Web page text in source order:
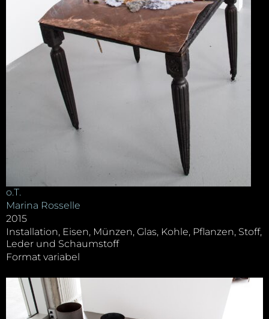
o.T.
Marina Rosselle
2015
Installation, Eisen, Münzen, Glas, Kohle, Pflanzen, Stoff,
Leder und Schaumstoff
Format variabel